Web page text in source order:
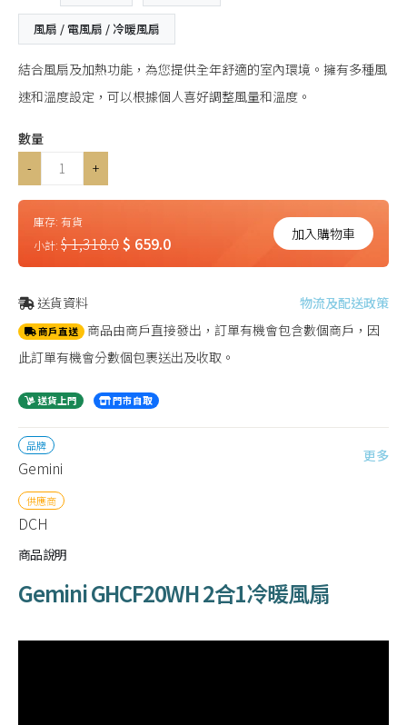
風扇 / 電風扇 / 冷暖風扇
結合風扇及加熱功能，為您提供全年舒適的室內環境。擁有多種風
速和溫度設定，可以根據個人喜好調整風量和溫度。
數量
-
+
庫存: 有貨
小計: $ 1,318.0$ 659.0 加入購物車
送貨資料 物流及配送政策
商戶直送 商品由商戶直接發出，訂單有機會包含數個商戶，因
此訂單有機會分數個包裹送出及收取。
送貨上門 門市自取
品牌
Gemini
更多
供應商
DCH
商品說明
Gemini GHCF20WH 2合1冷暖風扇